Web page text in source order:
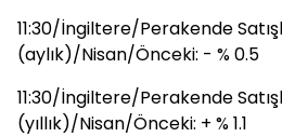
11:30/İngiltere/Perakende
(aylık)/Nisan/Önceki: - % 0.5
11:30/İngiltere/Perakende
(yıllık)/Nisan/Önceki: + % 1.1